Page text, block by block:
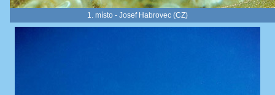
1. místo - Josef Habrovec (CZ)